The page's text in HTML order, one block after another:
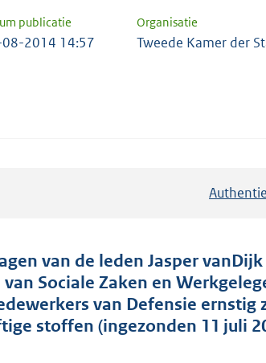
publicatie Organisatie
2014 14:57 Tweede Kamer der
van de leden Jasper
van Sociale Zaken en
van Defensie
stoffen (ingezonden 11 juli